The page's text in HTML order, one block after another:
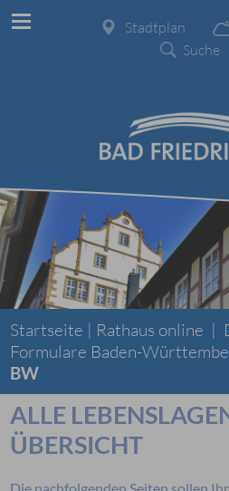
Stadtplan
Suche
Startseite | Rathaus online |
Formulare Baden-
BW
ALLE
ÜBERSICHT